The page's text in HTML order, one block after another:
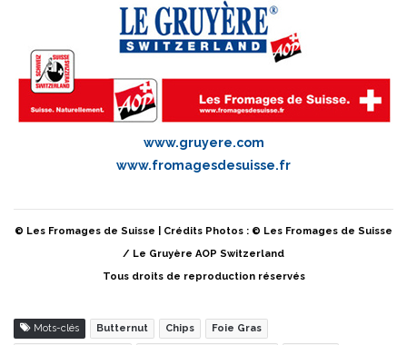
www.gruyere.com
www.fromagesdesuisse.fr
© Les Fromages de Suisse | Crédits Photos : © Les Fromages de Suisse
/ Le Gruyère AOP Switzerland
Tous droits de reproduction réservés
Mots-clés Butternut Chips Foie Gras